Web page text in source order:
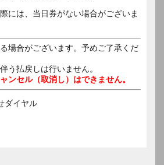
には、当日券がない場合がございま
場合がございます。予めご了承くだ
う払戻しは行いません。
ンセル（取消し）はできません。
ダイヤル